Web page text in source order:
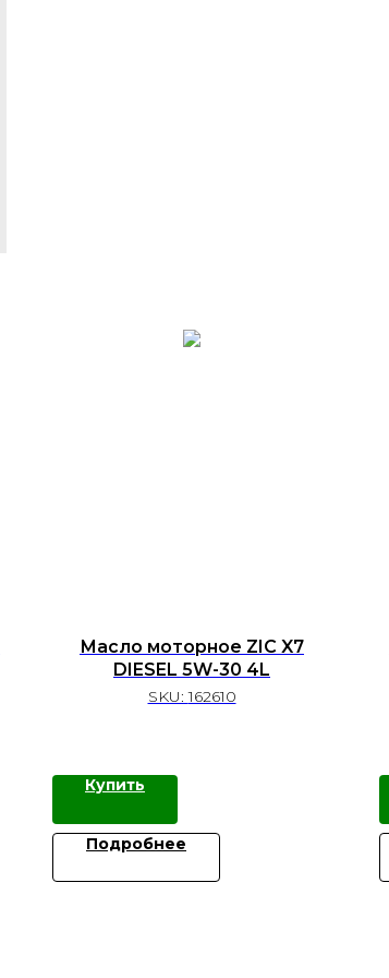
Масло моторное ZIC X7
DIESEL 5W-30 4L
SKU:162610
Купить
Подробнее